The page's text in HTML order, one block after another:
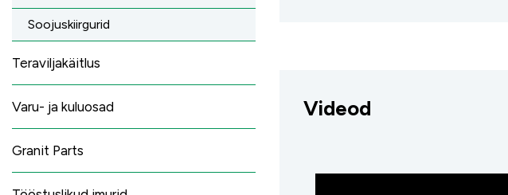
Videod
Soojuskiirgurid
Teraviljakäitlus
Varu- ja kuluosad
Granit Parts